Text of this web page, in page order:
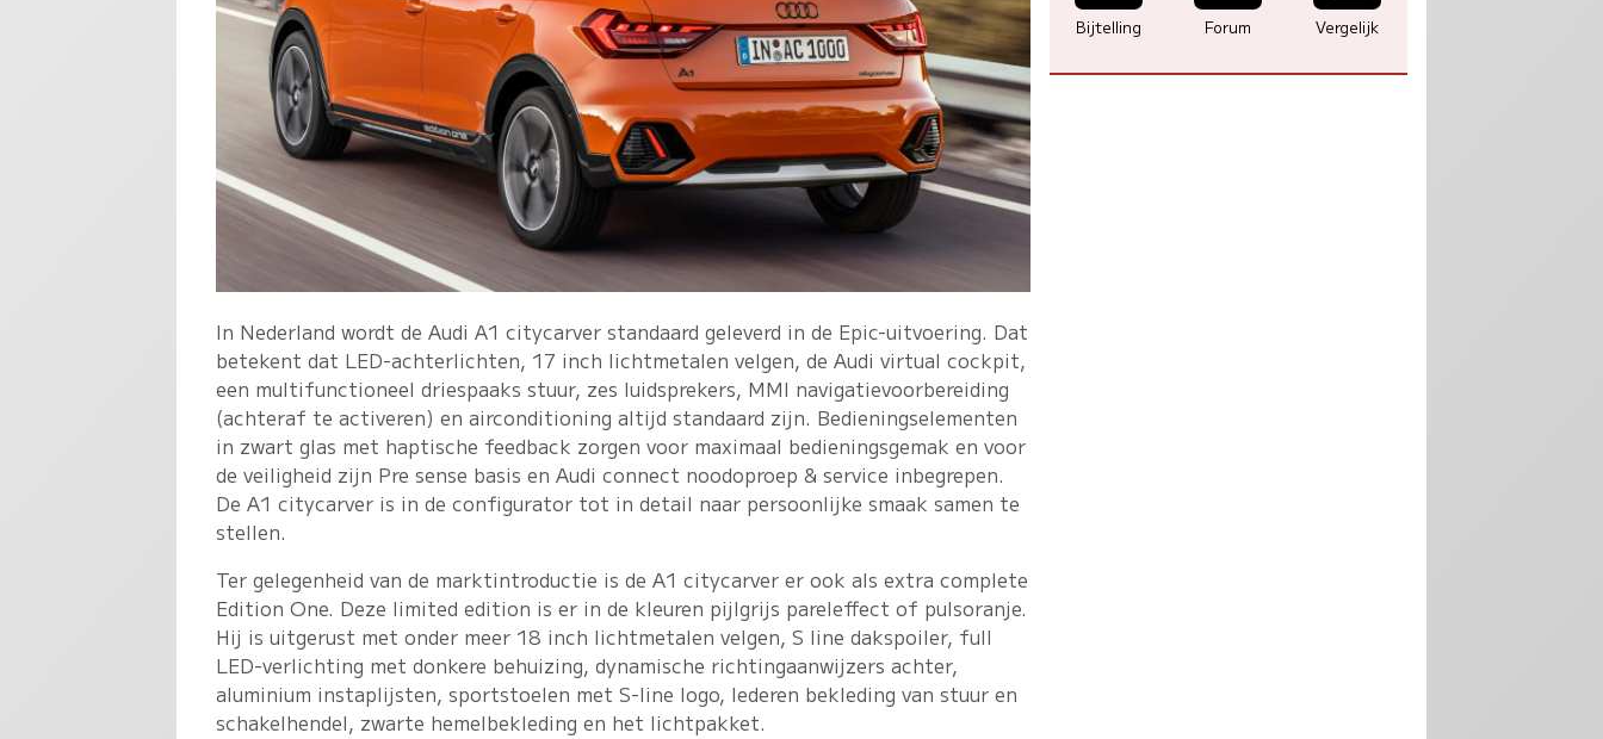
In Nederland wordt de Audi A1 citycarver standaard geleverd in de Epic-uitvoering. Dat
betekent dat LED-achterlichten, 17 inch lichtmetalen velgen, de Audi virtual cockpit,
een multifunctioneel driespaaks stuur, zes luidsprekers, MMI navigatievoorbereiding
(achteraf te activeren) en airconditioning altijd standaard zijn. Bedieningselementen
in zwart glas met haptische feedback zorgen voor maximaal bedieningsgemak en voor
de veiligheid zijn Pre sense basis en Audi connect noodoproep & service inbegrepen.
De A1 citycarver is in de configurator tot in detail naar persoonlijke smaak samen te
stellen.
Ter gelegenheid van de marktintroductie is de A1 citycarver er ook als extra complete
Edition One. Deze limited edition is er in de kleuren pijlgrijs pareleffect of pulsoranje.
Hij is uitgerust met onder meer 18 inch lichtmetalen velgen, S line dakspoiler, full
LED-verlichting met donkere behuizing, dynamische richtingaanwijzers achter,
aluminium instaplijsten, sportstoelen met S-line logo, lederen bekleding van stuur en
schakelhendel, zwarte hemelbekleding en het lichtpakket.
Bijtelling Forum Vergelijk